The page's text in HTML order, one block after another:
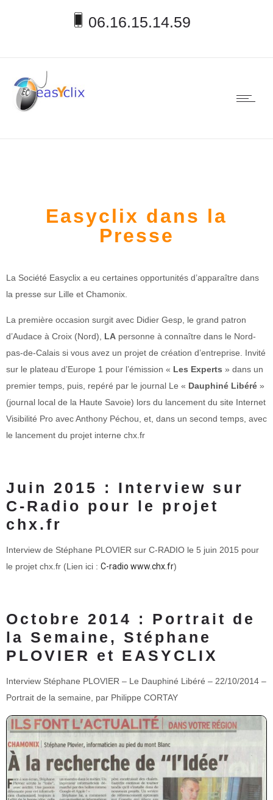
06.16.15.14.59
Easyclix dans la
Presse
La Société Easyclix a eu certaines opportunités d’apparaître dans
la presse sur Lille et Chamonix.
La première occasion surgit avec Didier Gesp, le grand patron
d’Audace à Croix (Nord), LA personne à connaître dans le Nord-
pas-de-Calais si vous avez un projet de création d’entreprise. Invité
sur le plateau d’Europe 1 pour l’émission « Les Experts » dans un
premier temps, puis, repéré par le journal Le « Dauphiné Libéré »
(journal local de la Haute Savoie) lors du lancement du site Internet
Visibilité Pro avec Anthony Péchou, et, dans un second temps, avec
le lancement du projet interne chx.fr
Juin 2015 : Interview sur
C-Radio pour le projet
chx.fr
Interview de Stéphane PLOVIER sur C-RADIO le 5 juin 2015 pour
le projet chx.fr (Lien ici : C-radio www.chx.fr)
Octobre 2014 : Portrait de
la Semaine, Stéphane
PLOVIER et EASYCLIX
Interview Stéphane PLOVIER – Le Dauphiné Libéré – 22/10/2014 –
Portrait de la semaine, par Philippe CORTAY